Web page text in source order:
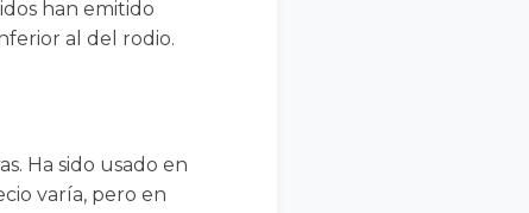
han emitido
al del rodio.
Ha sido usado en
varía, pero en